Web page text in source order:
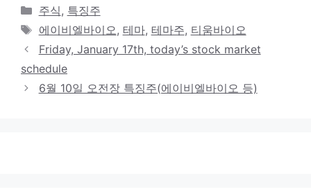
카
테
리
주식, 특징주
태
그
에이비엘바이오, 테마, 테마주, 티움바이오
Friday, January 17th, today’s stock market
schedule
6월 10일 오전장 특징주(에이비엘바이오 등)